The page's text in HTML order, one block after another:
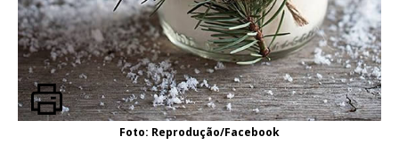
Foto: Reprodução/Facebook